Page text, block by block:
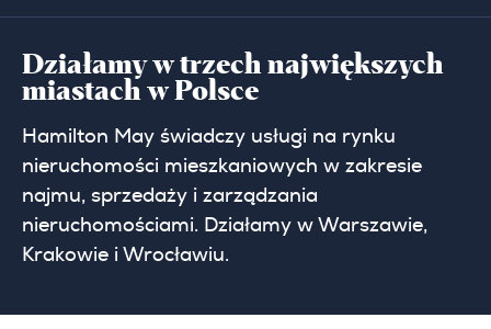
Działamy w trzech największych
miastach w Polsce
Hamilton May świadczy usługi na rynku
nieruchomości mieszkaniowych w zakresie
najmu, sprzedaży i zarządzania
nieruchomościami. Działamy w Warszawie,
Krakowie i Wrocławiu.